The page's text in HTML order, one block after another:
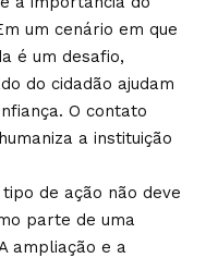
um cenário em que
é um desafio,
do cidadão ajudam
O contato
a instituição
de ação não deve
parte de uma
ampliação e a